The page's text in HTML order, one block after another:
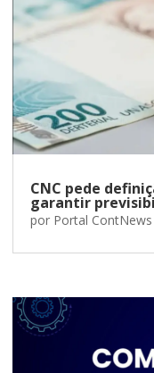
CNC pede
garantir
por Portal ContNews